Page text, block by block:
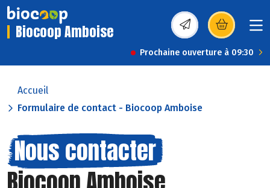
Biocoop Amboise (s’ouvre dans une
Prochaine ouverture à 09:30
Accueil
Formulaire de contact - Biocoop Amboise
Nous contacter